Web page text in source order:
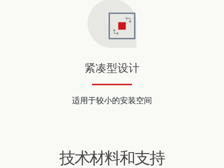
紧凑型设计
适用于较小的安装空间
技术材料和支持